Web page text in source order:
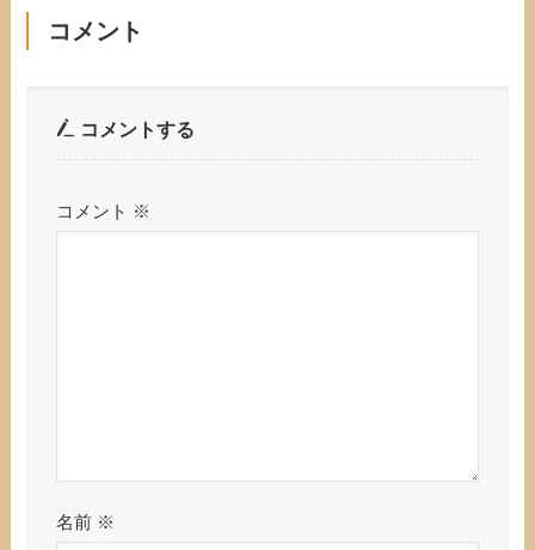
コメント
コメントする
コメント ※
名前 ※